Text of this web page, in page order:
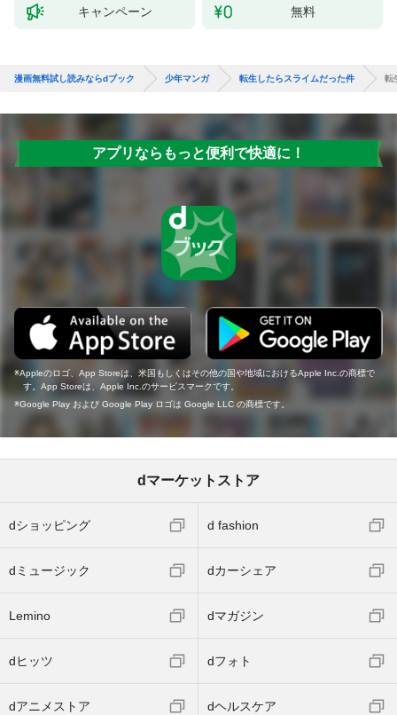
キャンペーン 無料
漫画無料試し読みならdブック 少年マンガ 転生したらスライムだった件 転
アプリならもっと便利で快適に！
Appleのロゴ、App Storeは、米国もしくはその他の国や地域におけるApple Inc.の商標で
す。App Storeは、Apple Inc.のサービスマークです。
Google Play および Google Play ロゴは Google LLC の商標です。
dマーケットストア
dショッピング d fashion
dミュージック dカーシェア
Lemino dマガジン
dヒッツ dフォト
dアニメストア dヘルスケア